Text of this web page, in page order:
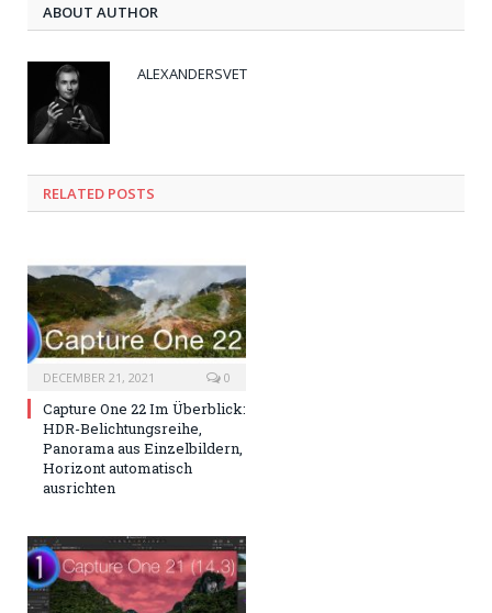
ABOUT AUTHOR
ALEXANDERSVET
RELATED POSTS
DECEMBER 21, 2021 0
Capture One 22 Im Überblick:
HDR-Belichtungsreihe,
Panorama aus Einzelbildern,
Horizont automatisch
ausrichten